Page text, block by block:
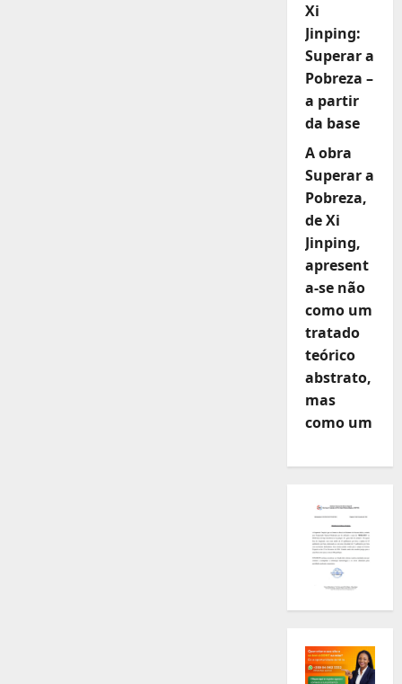
Xi
Jinping:
Superar a
Pobreza –
a partir
da base
A obra
Superar a
Pobreza,
de Xi
Jinping,
apresent
a-se não
como um
tratado
teórico
abstrato,
mas
como um